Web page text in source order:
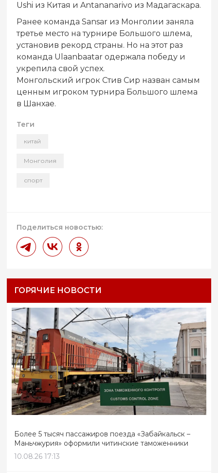
Ushi из Китая и Antananarivo из Мадагаскара.
Ранее команда Sansar из Монголии заняла
третье место на турнире Большого шлема,
установив рекорд страны. Но на этот раз
команда Ulaanbaatar одержала победу и
укрепила свой успех.
Монгольский игрок Стив Сир назван самым
ценным игроком турнира Большого шлема
в Шанхае.
Теги
китай
Монголия
спорт
Поделиться новостью:
ГОРЯЧИЕ НОВОСТИ
Более 5 тысяч пассажиров поезда «Забайкальск –
Маньчжурия» оформили читинские таможенники
10.08.26 17:13